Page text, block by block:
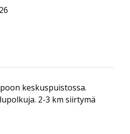
keskuspuistossa.
2-3 km siirtymä